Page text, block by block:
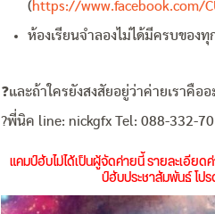
( https://www.facebook.com/
ห้องเรียนจำลองไม่ได้มีครบของ
❓และถ้าใครยังสงสัยอยู่ว่าค่ายเราคือ
?พี่นิค line: nickgfx Tel: 088-332-
แคมป์ฮับไม่ได้เป็นผู้จัดค่ายนี้ รายละเอีย
ป์ฮับประชาสัมพันธ์ โป